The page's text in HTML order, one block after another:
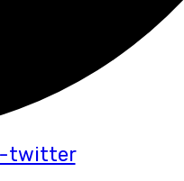
twitter